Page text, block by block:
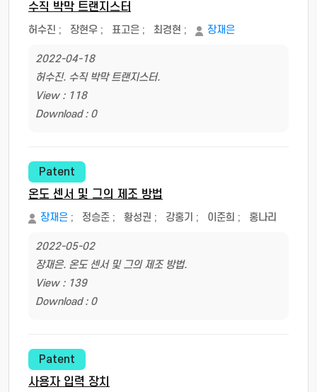
수직 박막 트랜지스터
허수진 ; 장현우 ; 표고은 ; 최경현 ; 장재은
2022-04-18
허수진. 수직 박막 트랜지스터.
View : 118
Download : 0
Patent
온도 센서 및 그의 제조 방법
장재은 ; 정승준 ; 황성권 ; 강홍기 ; 이준희 ; 홍나리
2022-05-02
장재은. 온도 센서 및 그의 제조 방법.
View : 139
Download : 0
Patent
사용자 입력 장치